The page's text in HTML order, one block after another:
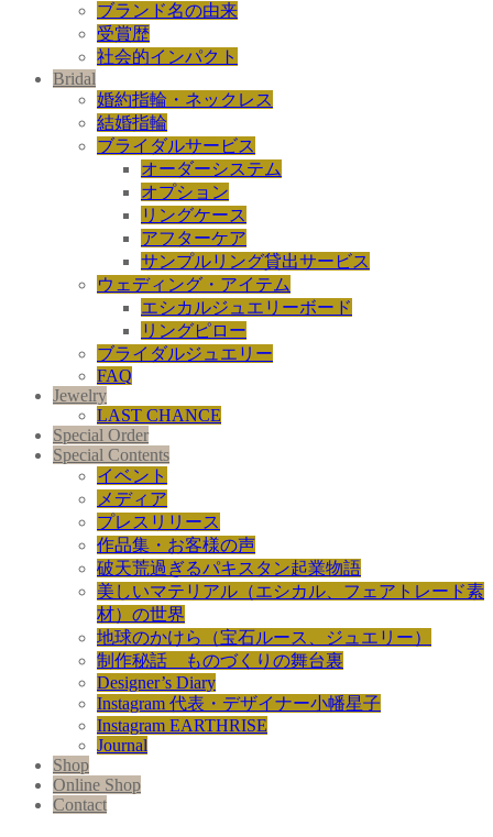
ブランド名の由来
受賞歴
社会的インパクト
Bridal
婚約指輪・ネックレス
結婚指輪
ブライダルサービス
オーダーシステム
オプション
リングケース
アフターケア
サンプルリング貸出サービス
ウェディング・アイテム
エシカルジュエリーボード
リングピロー
ブライダルジュエリー
FAQ
Jewelry
LAST CHANCE
Special Order
Special Contents
イベント
メディア
プレスリリース
作品集・お客様の声
破天荒過ぎるパキスタン起業物語
美しいマテリアル（エシカル、フェアトレード素
材）の世界
地球のかけら（宝石ルース、ジュエリー）
制作秘話 ものづくりの舞台裏
Designer’s Diary
Instagram 代表・デザイナー小幡星子
Instagram EARTHRISE
Journal
Shop
Online Shop
Contact